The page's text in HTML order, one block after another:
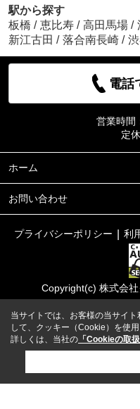
駅から探す
板橋 / 恵比寿 / 高田馬場 /
新江古田 / 落合南長崎 /
電話
営業時間
定
ホーム
お問い合わせ
プライバシーポリシー 利
Copyright(c) 株式会
当サイトでは、お客様の当サイ
して、クッキー（Cookie）を使用
詳しくは、当社の 「Cookieの取